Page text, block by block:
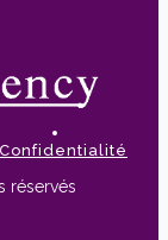
Confidentialité
réservés